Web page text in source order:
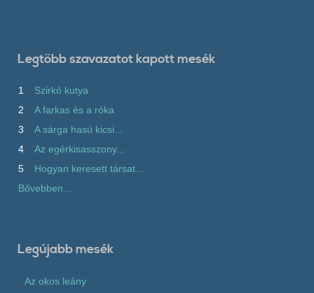
Legtöbb szavazatot kapott mesék
1
Szirkó kutya
2
A farkas és a róka
3
A sárga hasú kicsi...
4
Az egérkisasszony...
5
Hogyan keresett társat...
Bővebben...
Legújabb mesék
Az okos leány